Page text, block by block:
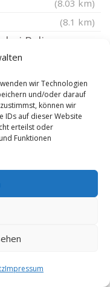
wir Technologien
und/oder darauf
können wir
IDs auf dieser Website
erteilst oder
Funktionen
Impressum
(8.03 km)
(8.1 km)
Balingen
der
(8.43 km)
Tuttlingen
(8.43 km)
(8.55 km)
der Burg
(9.21 km)
Rottweil